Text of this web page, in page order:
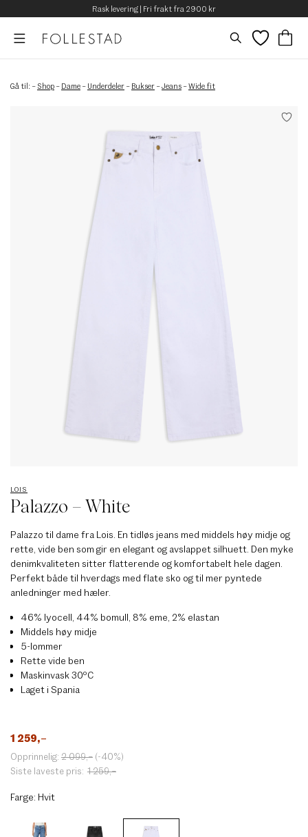
Rask levering | Fri frakt fra 2900 kr
Gå til: – Shop – Dame – Underdeler – Bukser –Jeans –Wide fit
LOIS
Palazzo – White
Palazzo til dame fra Lois. En tidløs jeans med middels høy midje og
rette, vide ben som gir en elegant og avslappet silhuett. Den myke
denimkvaliteten sitter flatterende og komfortabelt hele dagen.
Perfekt både til hverdags med flate sko og til mer pyntede
anledninger med hæler.
46% lyocell, 44% bomull, 8% eme, 2% elastan
Middels høy midje
5-lommer
Rette vide ben
Maskinvask 30ºC
Laget i Spania
1 259,–
Opprinnelig: 2 099,– (-40%)
Siste laveste pris: 1 259,–
Farge: Hvit